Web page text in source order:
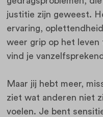
justitie zijn geweest.
ervaring,
weer grip op het leven
vind je
Maar jij hebt meer,
ziet wat anderen niet
voelen. Je bent